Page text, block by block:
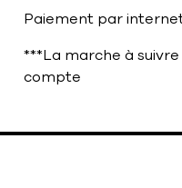
Paiement par
***La marche à
compte